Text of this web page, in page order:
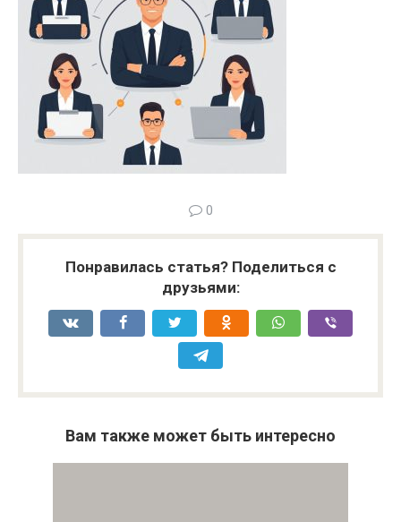
0
Понравилась статья? Поделиться с
друзьями:
Вам также может быть интересно